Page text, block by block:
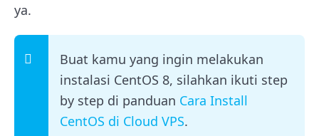
ya.
Buat kamu yang ingin melakukan
instalasi CentOS 8, silahkan ikuti step
by step di panduan Cara Install
CentOS di Cloud VPS.